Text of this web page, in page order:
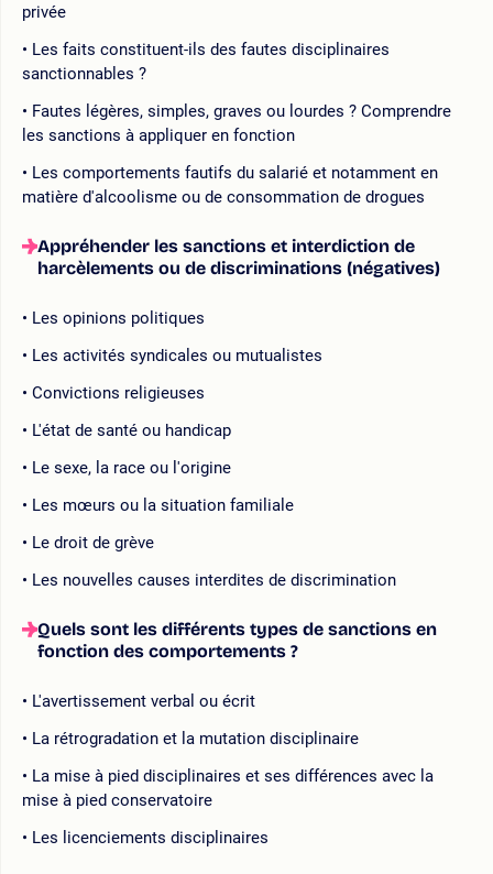
privée
Les faits constituent-ils des fautes disciplinaires
sanctionnables ?
Fautes légères, simples, graves ou lourdes ? Comprendre
les sanctions à appliquer en fonction
Les comportements fautifs du salarié et notamment en
matière d'alcoolisme ou de consommation de drogues
Appréhender les sanctions et interdiction de
harcèlements ou de discriminations (négatives)
Les opinions politiques
Les activités syndicales ou mutualistes
Convictions religieuses
L'état de santé ou handicap
Le sexe, la race ou l'origine
Les mœurs ou la situation familiale
Le droit de grève
Les nouvelles causes interdites de discrimination
Quels sont les différents types de sanctions en
fonction des comportements ?
L'avertissement verbal ou écrit
La rétrogradation et la mutation disciplinaire
La mise à pied disciplinaires et ses différences avec la
mise à pied conservatoire
Les licenciements disciplinaires